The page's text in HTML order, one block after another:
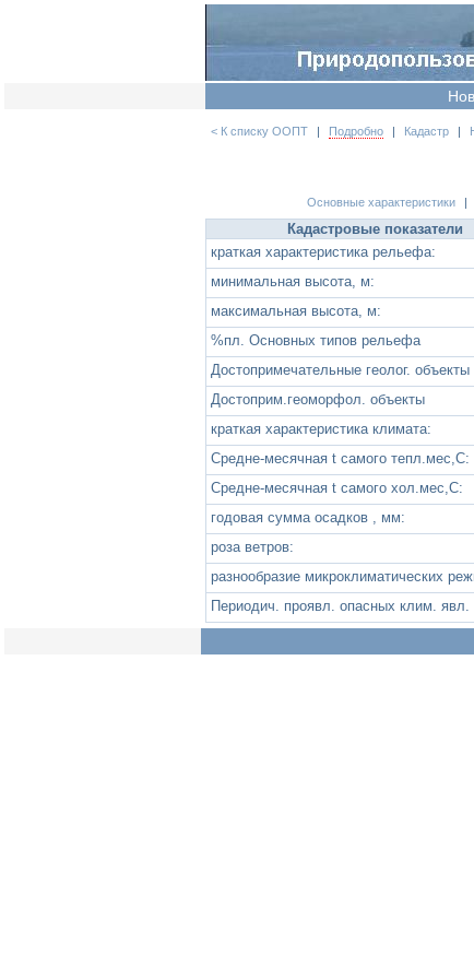
< К списку ООПТ | Подробно | Кадастр |
Основные характеристики
Кадастровые показатели
краткая характеристика рельефа:
минимальная высота, м:
максимальная высота, м:
%пл. Основных типов рельефа
Достопримечательные геолог. объекты
Достоприм.геоморфол. объекты
краткая характеристика климата:
Средне-месячная t самого тепл.мес,С:
Средне-месячная t самого хол.мес,С:
годовая сумма осадков , мм:
роза ветров:
разнообразие микроклиматических
Периодич. проявл. опасных клим. явл.